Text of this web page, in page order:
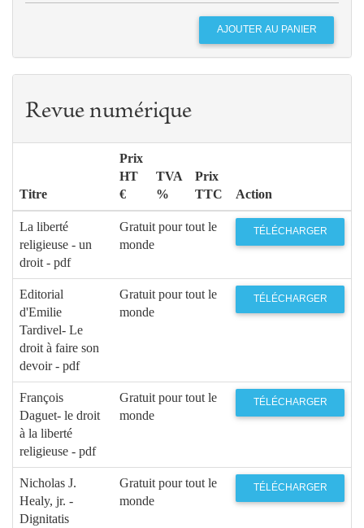
Revue numérique
Titre
Prix
HT
€
TVA
%
Prix
TTC
Action
La liberté
religieuse - un
droit - pdf
Gratuit pour tout le
monde
TÉLÉCHARGER
Editorial
d'Emilie
Tardivel- Le
droit à faire son
devoir - pdf
Gratuit pour tout le
monde
TÉLÉCHARGER
François
Daguet- le droit
à la liberté
religieuse - pdf
Gratuit pour tout le
monde
TÉLÉCHARGER
Nicholas J.
Healy, jr. -
Dignitatis
Gratuit pour tout le
monde
TÉLÉCHARGER